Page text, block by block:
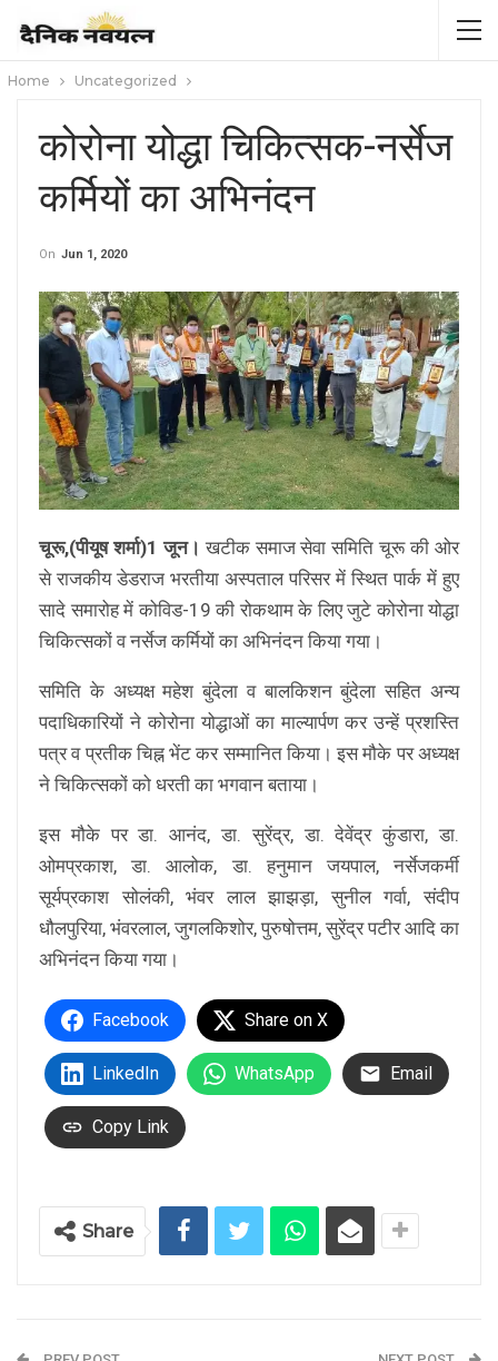
Home Uncategorized
कोरोना योद्धा चिकित्सक-नर्सेज
कर्मियों का अभिनंदन
On Jun 1, 2020
चूरू,(पीयूष शर्मा)1 जून। खटीक समाज सेवा समिति चूरू की ओर
से राजकीय डेडराज भरतीया अस्पताल परिसर में स्थित पार्क में हुए
सादे समारोह में कोविड-19 की रोकथाम के लिए जुटे कोरोना योद्धा
चिकित्सकों व नर्सेज कर्मियों का अभिनंदन किया गया।
समिति के अध्यक्ष महेश बुंदेला व बालकिशन बुंदेला सहित अन्य
पदाधिकारियों ने कोरोना योद्धाओं का माल्यार्पण कर उन्हें प्रशस्ति
पत्र व प्रतीक चिह्न भेंट कर सम्मानित किया। इस मौके पर अध्यक्ष
ने चिकित्सकों को धरती का भगवान बताया।
इस मौके पर डा. आनंद, डा. सुरेंद्र, डा. देवेंद्र कुंडारा, डा.
ओमप्रकाश, डा. आलोक, डा. हनुमान जयपाल, नर्सेजकर्मी
सूर्यप्रकाश सोलंकी, भंवर लाल झाझड़ा, सुनील गर्वा, संदीप
धौलपुरिया, भंवरलाल, जुगलकिशोर, पुरुषोत्तम, सुरेंद्र पटीर आदि का
अभिनंदन किया गया।
Facebook Share on X
LinkedIn WhatsApp Email
Copy Link
Share